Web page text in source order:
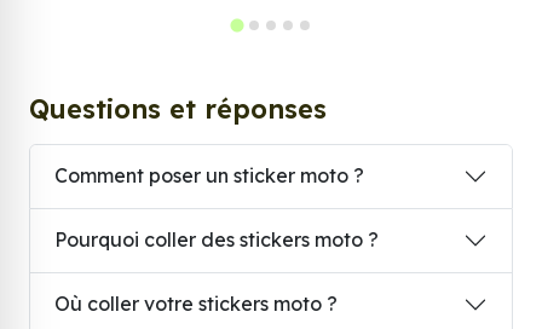
Questions et réponses
Comment poser un sticker moto ?
Pourquoi coller des stickers moto ?
Où coller votre stickers moto ?